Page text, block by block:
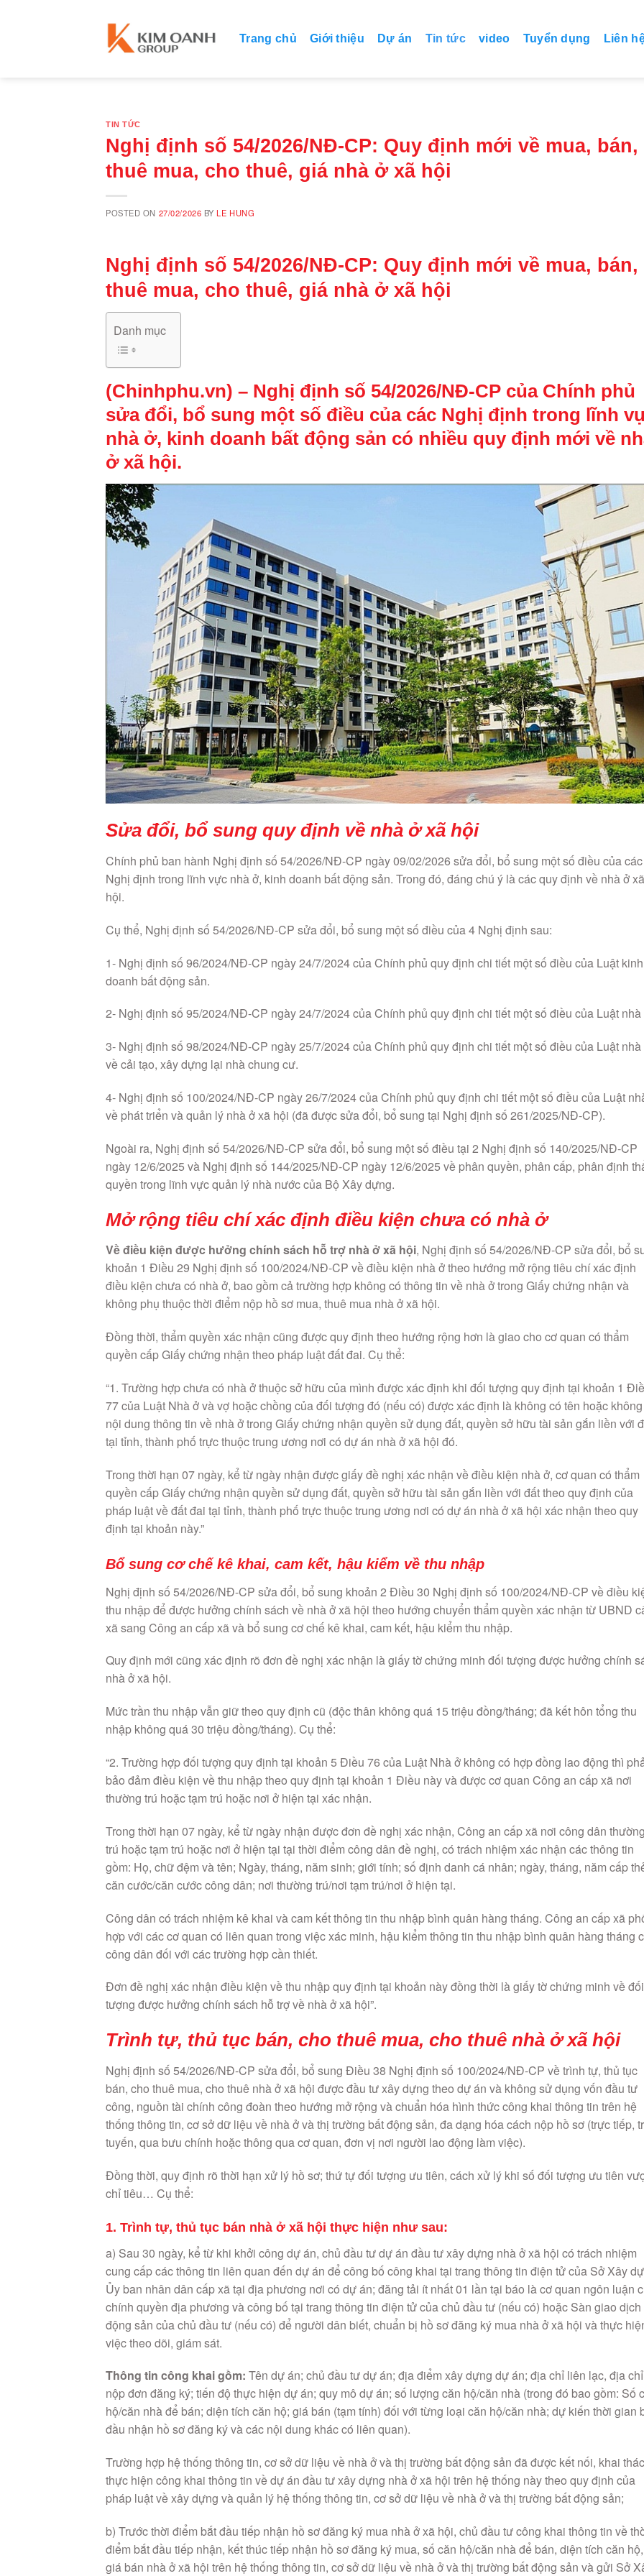
Trang chủ Giới thiệu Dự án Tin tức video Tuyển dụng Liên
TIN TỨC
Nghị định số 54/2026/NĐ-CP: Quy định mới về mua, bán,
thuê mua, cho thuê, giá nhà ở xã hội
POSTED ON 27/02/2026 BYLE HUNG
Nghị định số 54/2026/NĐ-CP: Quy định mới về mua, bán,
thuê mua, cho thuê, giá nhà ở xã hội
Danh mục
(Chinhphu.vn) – Nghị định số 54/2026/NĐ-CP của Chính phủ
sửa đổi, bổ sung một số điều của các Nghị định trong lĩnh
nhà ở, kinh doanh bất động sản có nhiều quy định mới về
ở xã hội.
Sửa đổi, bổ sung quy định về nhà ở xã hội
Chính phủ ban hành Nghị định số 54/2026/NĐ-CP ngày 09/02/2026 sửa đổi, bổ sung một số điều của các
Nghị định trong lĩnh vực nhà ở, kinh doanh bất động sản. Trong đó, đáng chú ý là các quy định về nhà ở xã
hội.
Cụ thể, Nghị định số 54/2026/NĐ-CP sửa đổi, bổ sung một số điều của 4 Nghị định sau:
1- Nghị định số 96/2024/NĐ-CP ngày 24/7/2024 của Chính phủ quy định chi tiết một số điều của Luật kinh
doanh bất động sản.
2- Nghị định số 95/2024/NĐ-CP ngày 24/7/2024 của Chính phủ quy định chi tiết một số điều của Luật nhà
3- Nghị định số 98/2024/NĐ-CP ngày 25/7/2024 của Chính phủ quy định chi tiết một số điều của Luật nhà
về cải tạo, xây dựng lại nhà chung cư.
4- Nghị định số 100/2024/NĐ-CP ngày 26/7/2024 của Chính phủ quy định chi tiết một số điều của Luật
về phát triển và quản lý nhà ở xã hội (đã được sửa đổi, bổ sung tại Nghị định số 261/2025/NĐ-CP).
Ngoài ra, Nghị định số 54/2026/NĐ-CP sửa đổi, bổ sung một số điều tại 2 Nghị định số 140/2025/NĐ-CP
ngày 12/6/2025 và Nghị định số 144/2025/NĐ-CP ngày 12/6/2025 về phân quyền, phân cấp, phân định
quyền trong lĩnh vực quản lý nhà nước của Bộ Xây dựng.
Mở rộng tiêu chí xác định điều kiện chưa có nhà ở
Về điều kiện được hưởng chính sách hỗ trợ nhà ở xã hội, Nghị định số 54/2026/NĐ-CP sửa đổi, bổ
khoản 1 Điều 29 Nghị định số 100/2024/NĐ-CP về điều kiện nhà ở theo hướng mở rộng tiêu chí xác định
điều kiện chưa có nhà ở, bao gồm cả trường hợp không có thông tin về nhà ở trong Giấy chứng nhận và
không phụ thuộc thời điểm nộp hồ sơ mua, thuê mua nhà ở xã hội.
Đồng thời, thẩm quyền xác nhận cũng được quy định theo hướng rộng hơn là giao cho cơ quan có thẩm
quyền cấp Giấy chứng nhận theo pháp luật đất đai. Cụ thể:
“1. Trường hợp chưa có nhà ở thuộc sở hữu của mình được xác định khi đối tượng quy định tại khoản 1
77 của Luật Nhà ở và vợ hoặc chồng của đối tượng đó (nếu có) được xác định là không có tên hoặc
nội dung thông tin về nhà ở trong Giấy chứng nhận quyền sử dụng đất, quyền sở hữu tài sản gắn liền với
tại tỉnh, thành phố trực thuộc trung ương nơi có dự án nhà ở xã hội đó.
Trong thời hạn 07 ngày, kể từ ngày nhận được giấy đề nghị xác nhận về điều kiện nhà ở, cơ quan có thẩm
quyền cấp Giấy chứng nhận quyền sử dụng đất, quyền sở hữu tài sản gắn liền với đất theo quy định của
pháp luật về đất đai tại tỉnh, thành phố trực thuộc trung ương nơi có dự án nhà ở xã hội xác nhận theo quy
định tại khoản này.”
Bổ sung cơ chế kê khai, cam kết, hậu kiểm về thu nhập
Nghị định số 54/2026/NĐ-CP sửa đổi, bổ sung khoản 2 Điều 30 Nghị định số 100/2024/NĐ-CP về điều
thu nhập để được hưởng chính sách về nhà ở xã hội theo hướng chuyển thẩm quyền xác nhận từ UBND
xã sang Công an cấp xã và bổ sung cơ chế kê khai, cam kết, hậu kiểm thu nhập.
Quy định mới cũng xác định rõ đơn đề nghị xác nhận là giấy tờ chứng minh đối tượng được hưởng chính
nhà ở xã hội.
Mức trần thu nhập vẫn giữ theo quy định cũ (độc thân không quá 15 triệu đồng/tháng; đã kết hôn tổng thu
nhập không quá 30 triệu đồng/tháng). Cụ thể:
“2. Trường hợp đối tượng quy định tại khoản 5 Điều 76 của Luật Nhà ở không có hợp đồng lao động thì
bảo đảm điều kiện về thu nhập theo quy định tại khoản 1 Điều này và được cơ quan Công an cấp xã nơi
thường trú hoặc tạm trú hoặc nơi ở hiện tại xác nhận.
Trong thời hạn 07 ngày, kể từ ngày nhận được đơn đề nghị xác nhận, Công an cấp xã nơi công dân
trú hoặc tạm trú hoặc nơi ở hiện tại tại thời điểm công dân đề nghị, có trách nhiệm xác nhận các thông tin
gồm: Họ, chữ đệm và tên; Ngày, tháng, năm sinh; giới tính; số định danh cá nhân; ngày, tháng, năm cấp
căn cước/căn cước công dân; nơi thường trú/nơi tạm trú/nơi ở hiện tại.
Công dân có trách nhiệm kê khai và cam kết thông tin thu nhập bình quân hàng tháng. Công an cấp xã
hợp với các cơ quan có liên quan trong việc xác minh, hậu kiểm thông tin thu nhập bình quân hàng tháng
công dân đối với các trường hợp cần thiết.
Đơn đề nghị xác nhận điều kiện về thu nhập quy định tại khoản này đồng thời là giấy tờ chứng minh về đối
tượng được hưởng chính sách hỗ trợ về nhà ở xã hội”.
Trình tự, thủ tục bán, cho thuê mua, cho thuê nhà ở xã hội
Nghị định số 54/2026/NĐ-CP sửa đổi, bổ sung Điều 38 Nghị định số 100/2024/NĐ-CP về trình tự, thủ tục
bán, cho thuê mua, cho thuê nhà ở xã hội được đầu tư xây dựng theo dự án và không sử dụng vốn đầu tư
công, nguồn tài chính công đoàn theo hướng mở rộng và chuẩn hóa hình thức công khai thông tin trên hệ
thống thông tin, cơ sở dữ liệu về nhà ở và thị trường bất động sản, đa dạng hóa cách nộp hồ sơ (trực tiếp,
tuyến, qua bưu chính hoặc thông qua cơ quan, đơn vị nơi người lao động làm việc).
Đồng thời, quy định rõ thời hạn xử lý hồ sơ; thứ tự đối tượng ưu tiên, cách xử lý khi số đối tượng ưu tiên
chỉ tiêu… Cụ thể:
1. Trình tự, thủ tục bán nhà ở xã hội thực hiện như sau:
a) Sau 30 ngày, kể từ khi khởi công dự án, chủ đầu tư dự án đầu tư xây dựng nhà ở xã hội có trách nhiệm
cung cấp các thông tin liên quan đến dự án để công bố công khai tại trang thông tin điện tử của Sở Xây
Ủy ban nhân dân cấp xã tại địa phương nơi có dự án; đăng tải ít nhất 01 lần tại báo là cơ quan ngôn luận
chính quyền địa phương và công bố tại trang thông tin điện tử của chủ đầu tư (nếu có) hoặc Sàn giao dịch
động sản của chủ đầu tư (nếu có) để người dân biết, chuẩn bị hồ sơ đăng ký mua nhà ở xã hội và thực
việc theo dõi, giám sát.
Thông tin công khai gồm: Tên dự án; chủ đầu tư dự án; địa điểm xây dựng dự án; địa chỉ liên lạc, địa chỉ
nộp đơn đăng ký; tiến độ thực hiện dự án; quy mô dự án; số lượng căn hộ/căn nhà (trong đó bao gồm: Số
hộ/căn nhà để bán; diện tích căn hộ; giá bán (tạm tính) đối với từng loại căn hộ/căn nhà; dự kiến thời gian
đầu nhận hồ sơ đăng ký và các nội dung khác có liên quan).
Trường hợp hệ thống thông tin, cơ sở dữ liệu về nhà ở và thị trường bất động sản đã được kết nối, khai
thực hiện công khai thông tin về dự án đầu tư xây dựng nhà ở xã hội trên hệ thống này theo quy định của
pháp luật về xây dựng và quản lý hệ thống thông tin, cơ sở dữ liệu về nhà ở và thị trường bất động sản;
b) Trước thời điểm bắt đầu tiếp nhận hồ sơ đăng ký mua nhà ở xã hội, chủ đầu tư công khai thông tin về
điểm bắt đầu tiếp nhận, kết thúc tiếp nhận hồ sơ đăng ký mua, số căn hộ/căn nhà để bán, diện tích căn hộ,
giá bán nhà ở xã hội trên hệ thống thông tin, cơ sở dữ liệu về nhà ở và thị trường bất động sản và gửi Sở